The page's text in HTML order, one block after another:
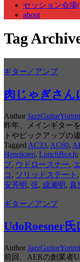
セッション会場
about
Tag
ギター／アンプ
肉じゃぎさ
Author
昨年、メインギター
トやピックアップの
Tagged AC33, AC60,
Henriksen, LunchBoxJr,
プ, ウドロースナー,
コ , ソリッドステート ,
安芳明, 弦, 成瀬明, 真
ギター／アンプ
UdoRoesner
Author
前回、AERの創業者